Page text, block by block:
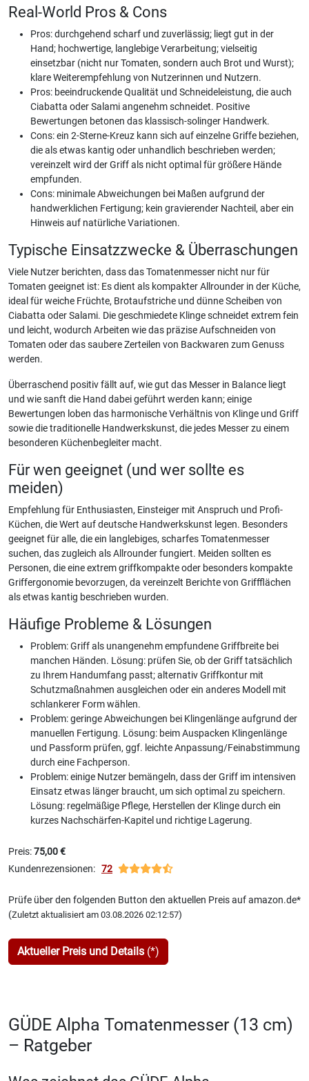
Real-World Pros & Cons
Pros: durchgehend scharf und zuverlässig; liegt gut in der
Hand; hochwertige, langlebige Verarbeitung; vielseitig
einsetzbar (nicht nur Tomaten, sondern auch Brot und Wurst);
klare Weiterempfehlung von Nutzerinnen und Nutzern.
Pros: beeindruckende Qualität und Schneideleistung, die auch
Ciabatta oder Salami angenehm schneidet. Positive
Bewertungen betonen das klassisch-solinger Handwerk.
Cons: ein 2-Sterne-Kreuz kann sich auf einzelne Griffe beziehen,
die als etwas kantig oder unhandlich beschrieben werden;
vereinzelt wird der Griff als nicht optimal für größere Hände
empfunden.
Cons: minimale Abweichungen bei Maßen aufgrund der
handwerklichen Fertigung; kein gravierender Nachteil, aber ein
Hinweis auf natürliche Variationen.
Typische Einsatzzwecke & Überraschungen
Viele Nutzer berichten, dass das Tomatenmesser nicht nur für
Tomaten geeignet ist: Es dient als kompakter Allrounder in der Küche,
ideal für weiche Früchte, Brotaufstriche und dünne Scheiben von
Ciabatta oder Salami. Die geschmiedete Klinge schneidet extrem fein
und leicht, wodurch Arbeiten wie das präzise Aufschneiden von
Tomaten oder das saubere Zerteilen von Backwaren zum Genuss
werden.
Überraschend positiv fällt auf, wie gut das Messer in Balance liegt
und wie sanft die Hand dabei geführt werden kann; einige
Bewertungen loben das harmonische Verhältnis von Klinge und Griff
sowie die traditionelle Handwerkskunst, die jedes Messer zu einem
besonderen Küchenbegleiter macht.
Für wen geeignet (und wer sollte es
meiden)
Empfehlung für Enthusiasten, Einsteiger mit Anspruch und Profi-
Küchen, die Wert auf deutsche Handwerkskunst legen. Besonders
geeignet für alle, die ein langlebiges, scharfes Tomatenmesser
suchen, das zugleich als Allrounder fungiert. Meiden sollten es
Personen, die eine extrem griffkompakte oder besonders kompakte
Griffergonomie bevorzugen, da vereinzelt Berichte von Griffflächen
als etwas kantig beschrieben wurden.
Häufige Probleme & Lösungen
Problem: Griff als unangenehm empfundene Griffbreite bei
manchen Händen. Lösung: prüfen Sie, ob der Griff tatsächlich
zu Ihrem Handumfang passt; alternativ Griffkontur mit
Schutzmaßnahmen ausgleichen oder ein anderes Modell mit
schlankerer Form wählen.
Problem: geringe Abweichungen bei Klingenlänge aufgrund der
manuellen Fertigung. Lösung: beim Auspacken Klingenlänge
und Passform prüfen, ggf. leichte Anpassung/Feinabstimmung
durch eine Fachperson.
Problem: einige Nutzer bemängeln, dass der Griff im intensiven
Einsatz etwas länger braucht, um sich optimal zu speichern.
Lösung: regelmäßige Pflege, Herstellen der Klinge durch ein
kurzes Nachschärfen-Kapitel und richtige Lagerung.
Preis:75,00 €
Kundenrezensionen: 72
Prüfe über den folgenden Button den aktuellen Preis auf amazon.de*
(Zuletzt aktualisiert am 03.08.2026 02:12:57)
Aktueller Preis und Details (*)
GÜDE Alpha Tomatenmesser (13 cm)
– Ratgeber